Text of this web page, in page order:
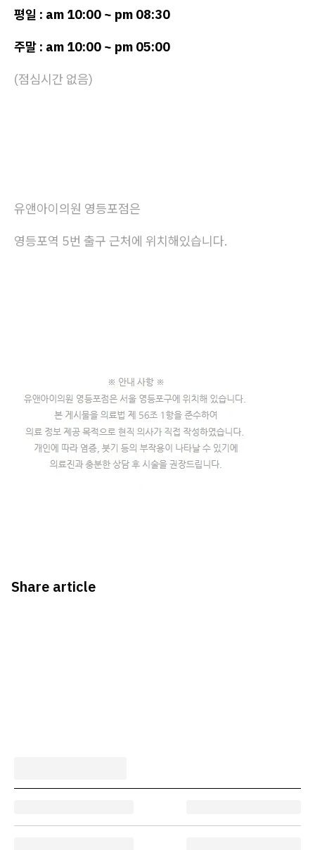
평일 : am 10:00 ~ pm 08:30
주말 : am 10:00 ~ pm 05:00
(점심시간 없음)
유앤아이의원 영등포점은
영등포역 5번 출구 근처에 위치해있습니다.
Share article